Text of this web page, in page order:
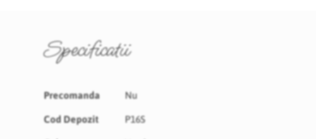
Specificatii
Specificatii
Precomanda Nu
Cod Depozit P16S